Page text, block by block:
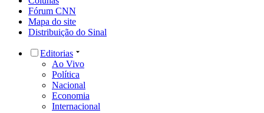
Fórum CNN
Mapa do site
Distribuição do Sinal
Editorias
Ao Vivo
Política
Nacional
Economia
Internacional